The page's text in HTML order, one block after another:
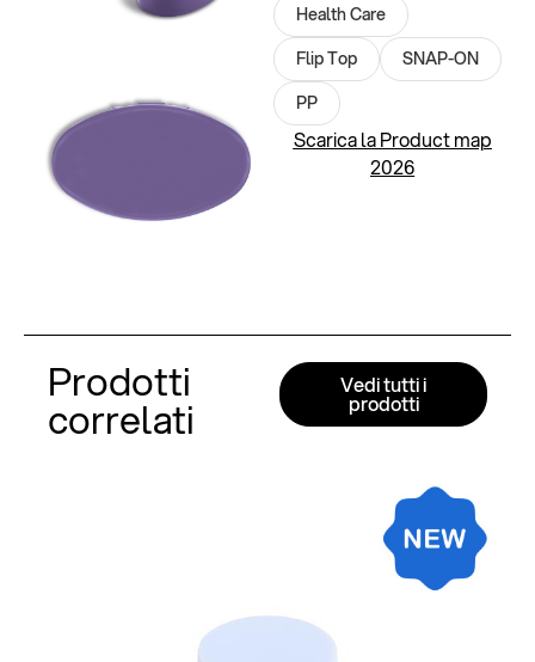
Health Care
Flip Top
SNAP-ON
PP
Scarica la Product map
2026
Prodotti
correlati
Vedi tutti i
prodotti